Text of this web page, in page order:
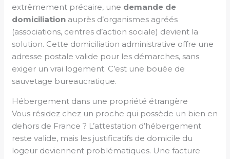
extrêmement précaire, une demande de
domiciliation auprès d’organismes agréés
(associations, centres d’action sociale) devient la
solution. Cette domiciliation administrative offre une
adresse postale valide pour les démarches, sans
exiger un vrai logement. C’est une bouée de
sauvetage bureaucratique.
Hébergement dans une propriété étrangère
Vous résidez chez un proche qui possède un bien en
dehors de France ? L’attestation d’hébergement
reste valide, mais les justificatifs de domicile du
logeur deviennent problématiques. Une facture